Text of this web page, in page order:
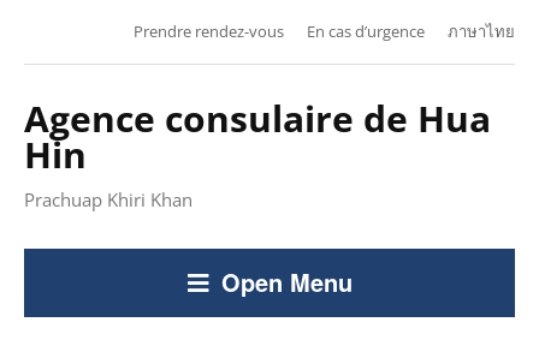
Prendre rendez-vous En cas d’urgence ภาษาไทย
Agence consulaire de Hua
Hin
Prachuap Khiri Khan
Open Menu